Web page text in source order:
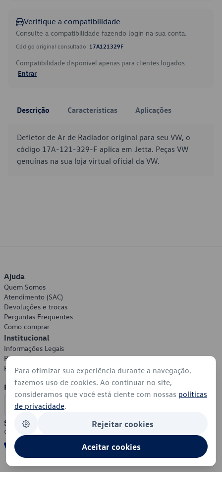
Verifique a compatibilidade
Consulte a compatibilidade fazendo login na sua conta.
Código original consultado: 17A121329F
Compatibilidade disponível apenas para clientes logados.
Entrar
Descrição Características Aplicações
Defletor de Ar de Radiador original para seu VW, o
código 17A-121-329-F aplica em Jetta. Peças VW
genuínas na sua loja virtual oficial da VW.
Ajuda
Quem Somos
Atendimento (SAC)
Devoluções e trocas
Perguntas Frequentes
Como comprar
Institucional
Informações Legais
Política de Privacidade
Política de Cookies
Formas de Pagamento
Segurança
Para otimizar sua experiência durante a navegação,
fazemos uso de cookies. Ao continuar no site,
consideramos que você está ciente com nossas políticas
de privacidade.
Rejeitar cookies
Aceitar cookies